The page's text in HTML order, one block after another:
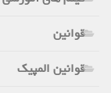
قوانین
قوانین المپیک